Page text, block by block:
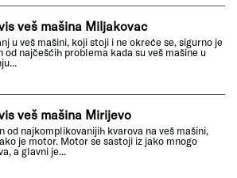
veš mašina Miljakovac
u veš mašini, koji stoji i ne okreće se, sigurno je
od najčešćih problema kada su veš mašine u
veš mašina Mirijevo
od najkomplikovanijih kvarova na veš mašini,
je motor. Motor se sastoji iz jako mnogo
a glavni je...